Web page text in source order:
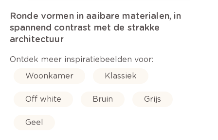
Ronde vormen in aaibare materialen, in
spannend contrast met de strakke
architectuur
Ontdek meer inspiratiebeelden voor:
Woonkamer
Klassiek
Off white Bruin Grijs
Geel